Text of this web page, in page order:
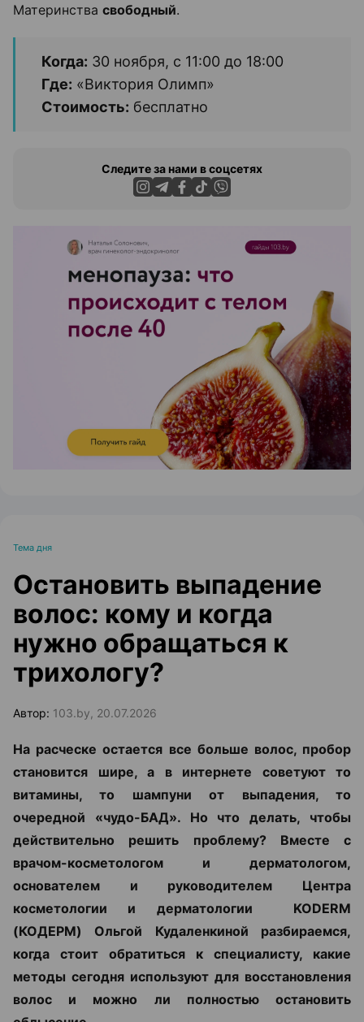
Материнства свободный.
Когда: 30 ноября, с 11:00 до 18:00
Где: «Виктория Олимп»
Стоимость: бесплатно
Следите за нами в соцсетях
ЭФФЕКТИВНАЯ РЕКЛАМА НА САЙТЕ
Тема дня
Остановить выпадение
волос: кому и когда
нужно обращаться к
трихологу?
Автор: 103.by, 20.07.2026
На расческе остается все больше волос, пробор
становится шире, а в интернете советуют то
витамины, то шампуни от выпадения, то
очередной «чудо-БАД». Но что делать, чтобы
действительно решить проблему? Вместе с
врачом-косметологом и дерматологом,
основателем и руководителем Центра
косметологии и дерматологии KODERM
(КОДЕРМ) Ольгой Кудаленкиной разбираемся,
когда стоит обратиться к специалисту, какие
методы сегодня используют для восстановления
волос и можно ли полностью остановить